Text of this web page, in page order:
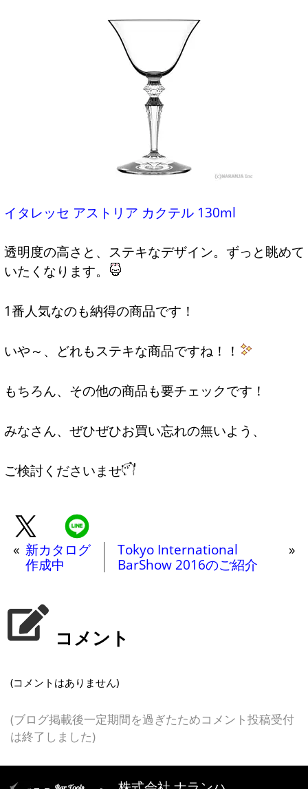
イタレッセ アストリア カクテル 130ml
透明度の高さと、ステキなデザイン。ずっと眺めて
いたくなります。
1番人気なのも納得の商品です！
いや～、どれもステキな商品ですね！！
もちろん、その他の商品も要チェックです！
みなさん、ぜひぜひお買い忘れの無いよう、
ご検討くださいませ
« 新カタログ
作成中
Tokyo International
BarShow 2016のご紹介
»
コメント
(コメントはありません)
(ブログ掲載後一定期間を過ぎたためコメント投稿受付
は終了しました)